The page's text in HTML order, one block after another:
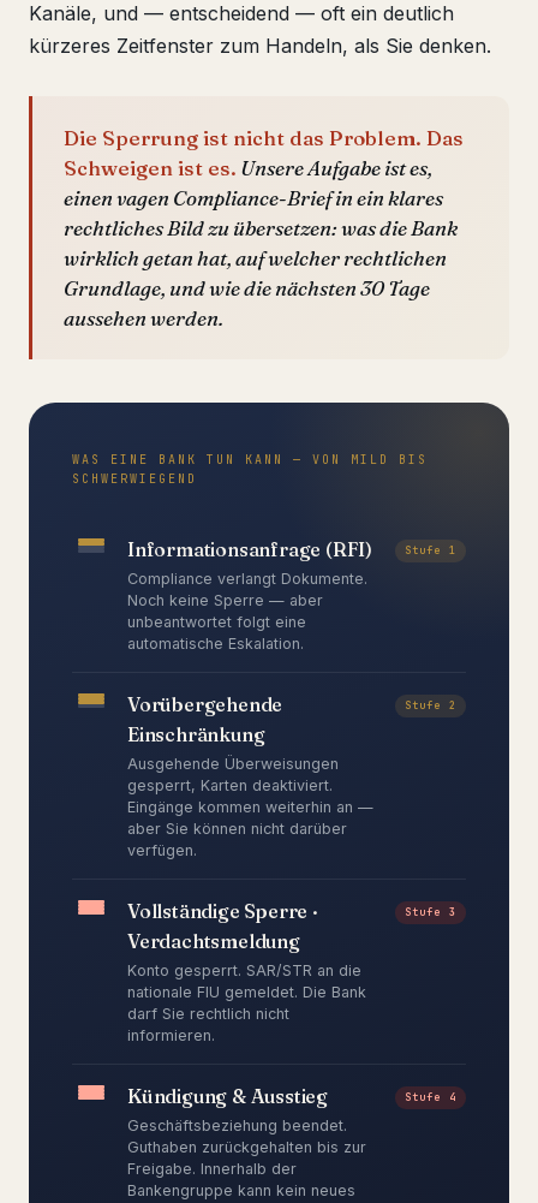
Kanäle, und — entscheidend — oft ein deutlich
kürzeres Zeitfenster zum Handeln, als Sie denken.
Die Sperrung ist nicht das Problem. Das
Schweigen ist es. Unsere Aufgabe ist es,
einen vagen Compliance-Brief in ein klares
rechtliches Bild zu übersetzen: was die Bank
wirklich getan hat, auf welcher rechtlichen
Grundlage, und wie die nächsten 30 Tage
aussehen werden.
WAS EINE BANK TUN KANN — VON MILD BIS
SCHWERWIEGEND
Informationsanfrage (RFI)
Compliance verlangt Dokumente.
Noch keine Sperre — aber
unbeantwortet folgt eine
automatische Eskalation.
Stufe 1
Vorübergehende
Einschränkung
Ausgehende Überweisungen
gesperrt, Karten deaktiviert.
Eingänge kommen weiterhin an —
aber Sie können nicht darüber
verfügen.
Stufe 2
Vollständige Sperre ·
Verdachtsmeldung
Konto gesperrt. SAR/STR an die
nationale FIU gemeldet. Die Bank
darf Sie rechtlich nicht
informieren.
Stufe 3
Kündigung & Ausstieg
Geschäftsbeziehung beendet.
Guthaben zurückgehalten bis zur
Freigabe. Innerhalb der
Bankengruppe kann kein neues
Stufe 4